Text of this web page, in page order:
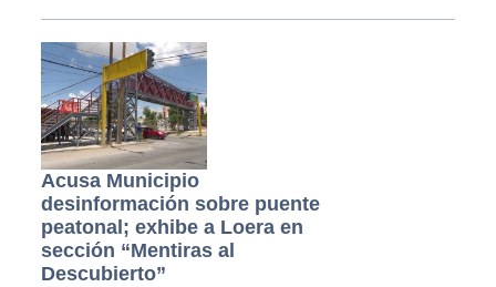
Acusa Municipio
desinformación sobre puente
peatonal; exhibe a Loera en
sección “Mentiras al
Descubierto”